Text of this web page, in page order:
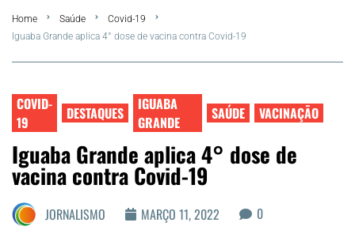
FLA Araru 2026
Região dos Lagos
Agenda Cultural
Colunistas
Home Saúde
Covid-19
Iguaba Grande aplica 4° dose de vacina contra Covid-19
COVID-
19
DESTAQUES
IGUABA
GRANDE
SAÚDE VACINAÇÃO
Iguaba Grande aplica 4° dose de
vacina contra Covid-19
JORNALISMO MARÇO 11, 2022 0